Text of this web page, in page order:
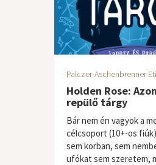
Palczer-Aschenbrenner Eti
Holden Rose:
repülő tárgy
Bár nem én vagyok a
célcsoport (10+-os
sem korban, sem
ufókat sem szeretem,